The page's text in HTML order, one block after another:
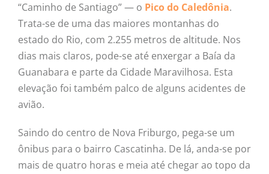
“Caminho de Santiago” — o Pico do Caledônia.
Trata-se de uma das maiores montanhas do
estado do Rio, com 2.255 metros de altitude. Nos
dias mais claros, pode-se até enxergar a Baía da
Guanabara e parte da Cidade Maravilhosa. Esta
elevação foi também palco de alguns acidentes de
avião.
Saindo do centro de Nova Friburgo, pega-se um
ônibus para o bairro Cascatinha. De lá, anda-se por
mais de quatro horas e meia até chegar ao topo da